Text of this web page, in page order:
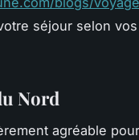
séjour selon vos
Nord
agréable